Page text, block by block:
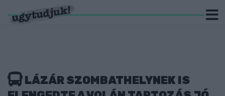
LÁZÁR SZOMBATHELYNEK IS